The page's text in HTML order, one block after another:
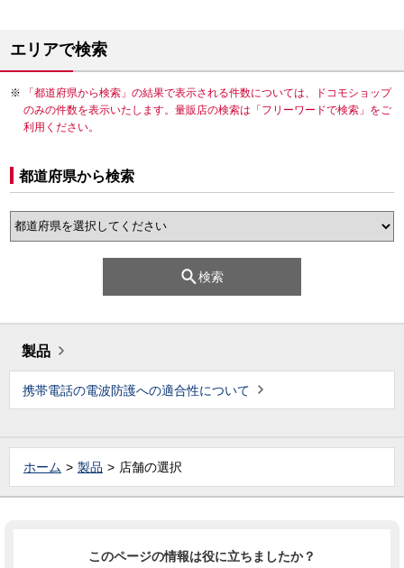
エリアで検索
「都道府県から検索」の結果で表示される件数については、ドコモショップ
のみの件数を表示いたします。量販店の検索は「フリーワードで検索」をご
利用ください。
都道府県から検索
検索
製品
携帯電話の電波防護への適合性について
ホーム 製品 店舗の選択
このページの情報は役に立ちましたか？